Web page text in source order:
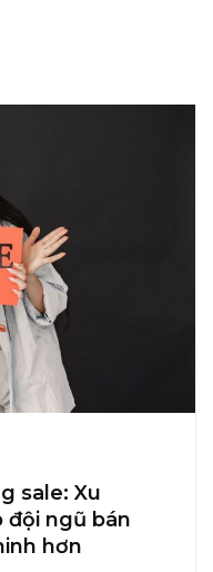
sale: Xu
đội ngũ bán
hơn